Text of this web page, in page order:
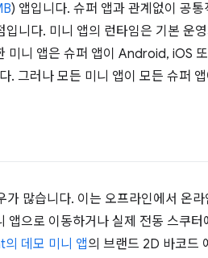
) 앱입니다. 슈퍼 앱과 관계없이 공
니다. 미니 앱의 런타임은 기본 운
미니 앱은 슈퍼 앱이 Android, iOS
. 그러나 모든 미니 앱이 모든 슈퍼
가 많습니다. 이는 오프라인에서 온
으로 이동하거나 실제 전동 스쿠터
데모 미니 앱의 브랜드 2D 바코드